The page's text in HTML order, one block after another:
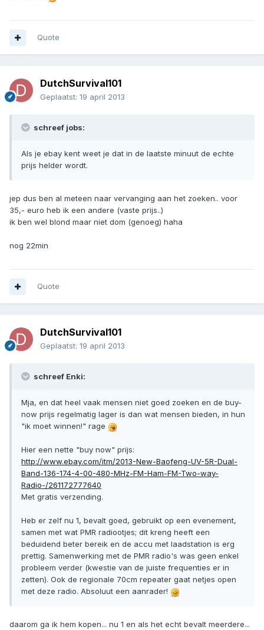
Quote
DutchSurvival101
Geplaatst: 19 april 2013
schreef jobs:
Als je ebay kent weet je dat in de laatste minuut de echte
prijs helder wordt.
jep dus ben al meteen naar vervanging aan het zoeken.. voor
35,- euro heb ik een andere (vaste prijs..)
ik ben wel blond maar niet dom (genoeg) haha
nog 22min
Quote
DutchSurvival101
Geplaatst: 19 april 2013
schreef Enki:
Mja, en dat heel vaak mensen niet goed zoeken en de buy-
now prijs regelmatig lager is dan wat mensen bieden, in hun
"ik moet winnen!" rage
Hier een nette "buy now" prijs:
http://www.ebay.com/itm/2013-New-Baofeng-UV-5R-Dual-
Band-136-174-4-00-480-MHz-FM-Ham-FM-Two-way-
Radio-/261172777640
Met gratis verzending.
Heb er zelf nu 1, bevalt goed, gebruikt op een evenement,
samen met wat PMR radiootjes; dit kreng heeft een
beduidend beter bereik en de accu met laadstation is erg
prettig. Samenwerking met de PMR radio's was geen enkel
probleem verder (kwestie van de juiste frequenties er in
zetten). Ook de regionale 70cm repeater gaat netjes open
met deze radio. Absoluut een aanrader!
daarom ga ik hem kopen... nu 1 en als het echt bevalt meerdere...